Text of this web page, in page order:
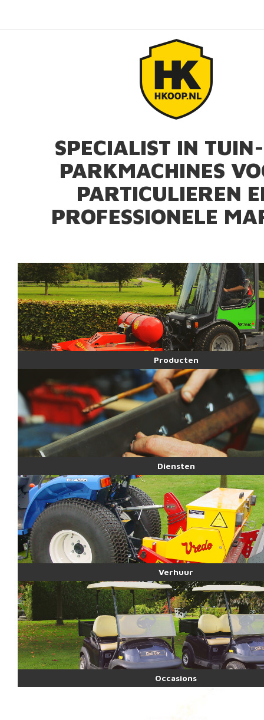
SPECIALIST IN
PARKMACHINES
PARTICULIEREN
PROFESSIONELE
Producten
Diensten
Verhuur
Occasions